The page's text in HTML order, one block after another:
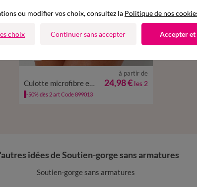
52/54
Culotte microfibre et tulle brodé Sienne - lot de 2
à partir de
24,98 € les 2
-50% dès 2 art Code 899013
idées de Soutien-gorge sans armatures
Soutien-gorge sans armatures
ou modifier vos choix, consultez la Politique de nos
choix Continuer sans accepter Accepter